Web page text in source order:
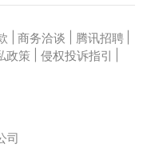
商务洽谈 腾讯招聘
政策 侵权投诉指引
司